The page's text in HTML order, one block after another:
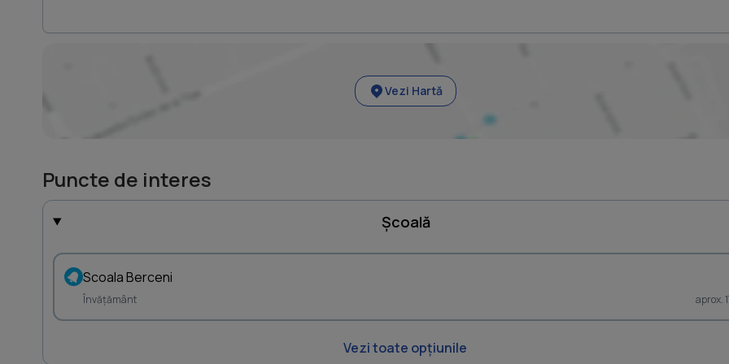
Vezi Hartă
Puncte de interes
Școală
Scoala Berceni
Învățământ aprox.
Vezi toate opțiunile